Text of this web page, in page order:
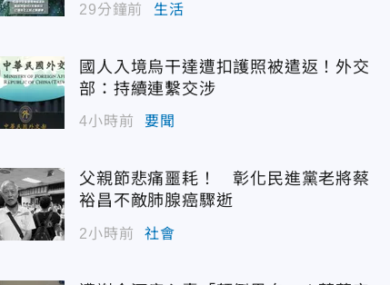
29分鐘前 生活
國人入境烏干達遭扣護照被遣返！外交
部：持續連繫交涉
4小時前 要聞
父親節悲痛噩耗！ 彰化民進黨老將蔡
裕昌不敵肺腺癌驟逝
2小時前 社會